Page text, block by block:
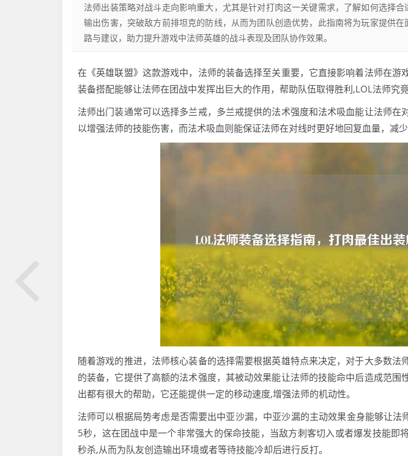
法师出装策略对战斗走向影响重大，尤其是针对打肉这一关键需求，了解如何选择
输出伤害，突破敌方前排坦克的防线，从而为团队创造优势，此指南将为玩家提供
路与建议，助力提升游戏中法师英雄的战斗表现及团队协作效果。
在《英雄联盟》这款游戏中，法师的装备选择至关重要，它直接影响着法师在游
装备搭配能够让法师在团战中发挥出巨大的作用，帮助队伍取得胜利,LOL法师究
法师出门装通常可以选择多兰戒，多兰戒提供的法术强度和法术吸血能让法师在
以增强法师的技能伤害，而法术吸血则能保证法师在对线时更好地回复血量，减
随着游戏的推进，法师核心装备的选择需要根据英雄特点来决定，对于大多数法
的装备，它提供了高额的法术强度，其被动效果能让法师的技能命中后造成范围
出都有很大的帮助，它还能提供一定的移动速度,增强法师的机动性。
法师可以根据局势考虑是否需要出中亚沙漏，中亚沙漏的主动效果金身能够让法
5秒，这在团战中是一个非常强大的保命技能，当敌方刺客切入或者爆发技能即
秒杀,从而为队友创造输出环境或者等待技能冷却后进行反打。